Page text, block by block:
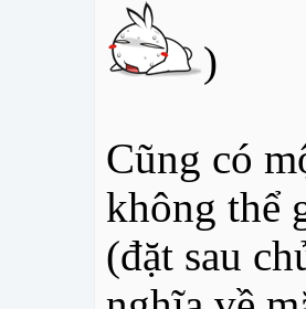
)
Cũng có
không thể
(đặt sau